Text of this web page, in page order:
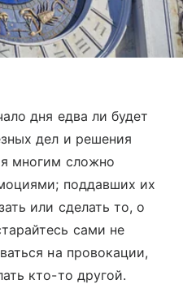
дня едва ли будет
дел и решения
многим сложно
поддавших их
или сделать то, о
сами не
на провокации,
кто-то другой.